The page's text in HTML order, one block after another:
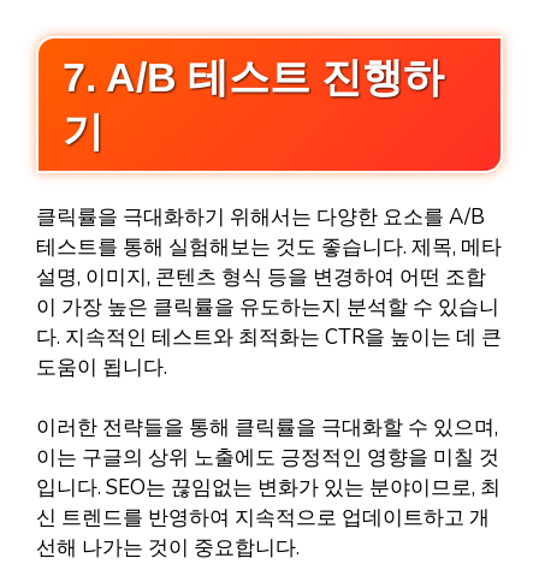
7. A/B 테스트 진행하
기
클릭률을 극대화하기 위해서는 다양한 요소를 A/B
테스트를 통해 실험해보는 것도 좋습니다. 제목, 메타
설명, 이미지, 콘텐츠 형식 등을 변경하여 어떤 조합
이 가장 높은 클릭률을 유도하는지 분석할 수 있습니
다. 지속적인 테스트와 최적화는 CTR을 높이는 데 큰
도움이 됩니다.
이러한 전략들을 통해 클릭률을 극대화할 수 있으며,
이는 구글의 상위 노출에도 긍정적인 영향을 미칠 것
입니다. SEO는 끊임없는 변화가 있는 분야이므로, 최
신 트렌드를 반영하여 지속적으로 업데이트하고 개
선해 나가는 것이 중요합니다.